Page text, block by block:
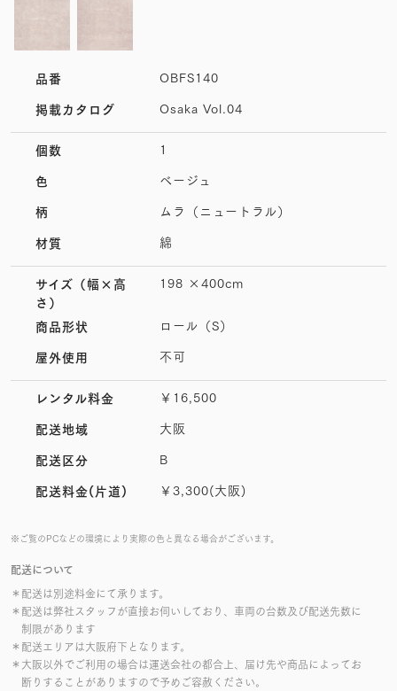
※ご覧のPCなどの環境により実際の色と異なる場合がございます。
配送について
＊配送は別途料金にて承ります。
＊配送は弊社スタッフが直接お伺いしており、車両の台数及び配送先数に
制限があります
＊配送エリアは大阪府下となります。
＊大阪以外でご利用の場合は運送会社の都合上、届け先や商品によってお
断りすることがありますので予めご容赦ください。
品番 OBFS140
掲載カタログ Osaka Vol.04
個数 1
色 ベージュ
柄 ムラ（ニュートラル）
材質 綿
サイズ （幅×高
さ）
198 ×400cm
商品形状 ロール（S）
屋外使用 不可
レンタル料金 ￥16,500
配送地域 大阪
配送区分 B
配送料金(片道) ￥3,300(大阪)